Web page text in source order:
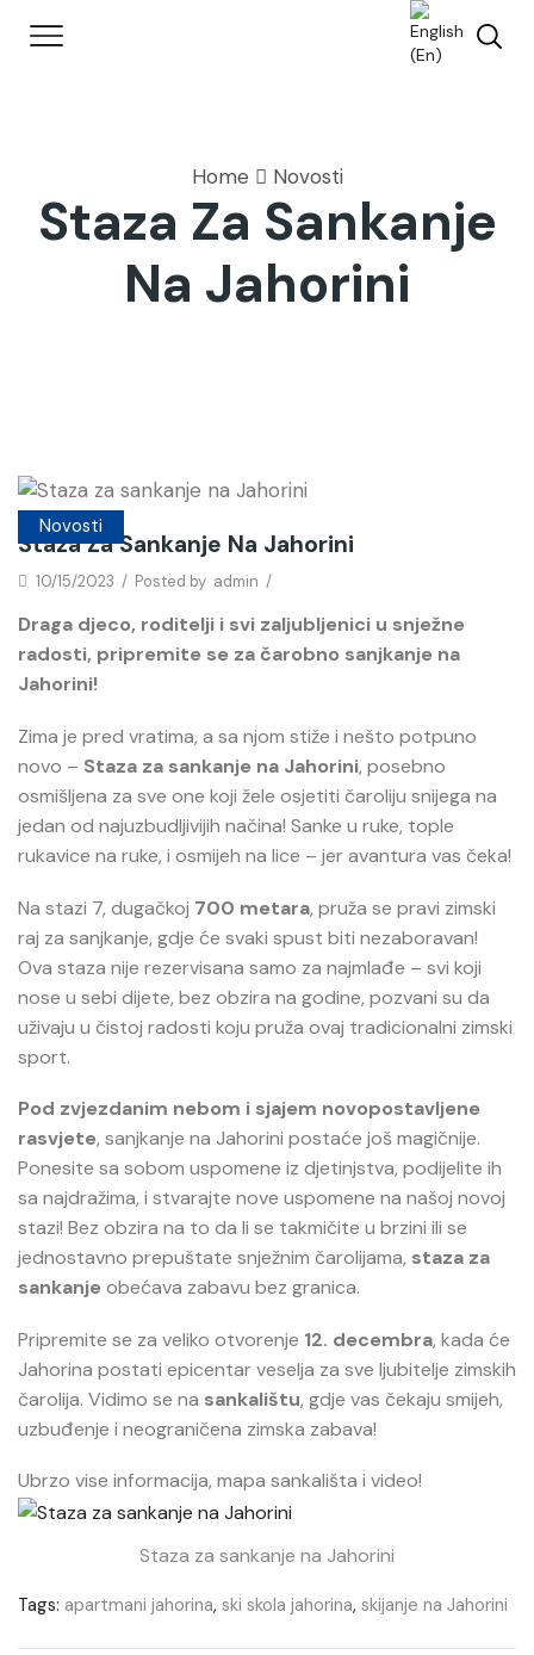
Home Novosti
Staza Za Sankanje
Na Jahorini
Novosti
Staza Za Sankanje Na Jahorini
10/15/2023 / Posted by admin /
Draga djeco, roditelji i svi zaljubljenici u snježne
radosti, pripremite se za čarobno sanjkanje na
Jahorini!
Zima je pred vratima, a sa njom stiže i nešto potpuno
novo – Staza za sankanje na Jahorini, posebno
osmišljena za sve one koji žele osjetiti čaroliju snijega na
jedan od najuzbudljivijih načina! Sanke u ruke, tople
rukavice na ruke, i osmijeh na lice – jer avantura vas čeka!
Na stazi 7, dugačkoj 700 metara, pruža se pravi zimski
raj za sanjkanje, gdje će svaki spust biti nezaboravan!
Ova staza nije rezervisana samo za najmlađe – svi koji
nose u sebi dijete, bez obzira na godine, pozvani su da
uživaju u čistoj radosti koju pruža ovaj tradicionalni zimski
sport.
Pod zvjezdanim nebom i sjajem novopostavljene
rasvjete, sanjkanje na Jahorini postaće još magičnije.
Ponesite sa sobom uspomene iz djetinjstva, podijelite ih
sa najdražima, i stvarajte nove uspomene na našoj novoj
stazi! Bez obzira na to da li se takmičite u brzini ili se
jednostavno prepuštate snježnim čarolijama, staza za
sankanje obećava zabavu bez granica.
Pripremite se za veliko otvorenje 12. decembra, kada će
Jahorina postati epicentar veselja za sve ljubitelje zimskih
čarolija. Vidimo se na sankalištu, gdje vas čekaju smijeh,
uzbuđenje i neograničena zimska zabava!
Ubrzo vise informacija, mapa sankališta i video!
Staza za sankanje na Jahorini
Tags: apartmani jahorina, ski skola jahorina, skijanje na Jahorini